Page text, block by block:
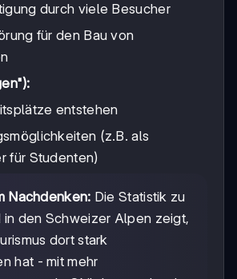
durch viele Besucher
für den Bau von
entstehen
(z.B. als
für Studenten)
Nachdenken: Die Statistik zu
in den Schweizer Alpen zeigt,
dort stark
hat - mit mehr